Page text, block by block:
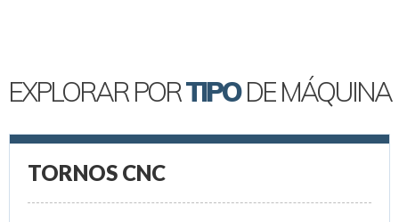
EXPLORAR PORTIPODE MÁQUINA
TORNOS CNC